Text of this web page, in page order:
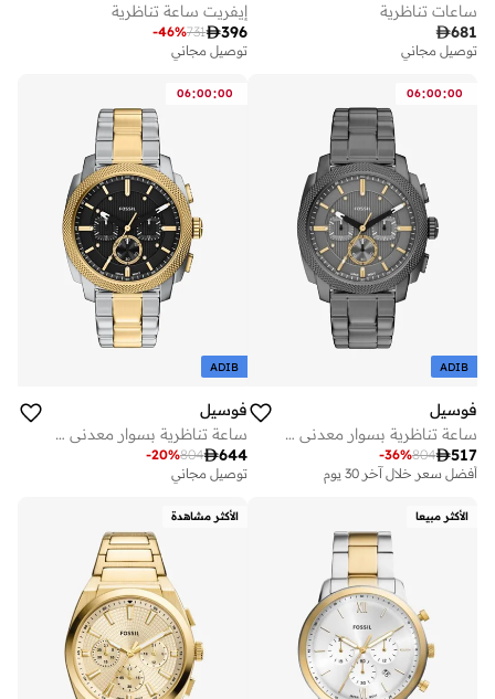
ساعات تناظرية
681
توصيل مجاني
إيفريت ساعة تناظرية
396
731
-46%
توصيل مجاني
06:00:00
ADIB
فوسيل
ساعة تناظرية بسوار معدني من الفولاذ المقاوم للصدأ
517
804
-36%
أفضل سعر خلال آخر 30 يوم
توصيل مجاني
توصيل مجاني
06:00:00
ADIB
فوسيل
ساعة تناظرية بسوار معدني من الفولاذ المقاوم للصدأ
644
804
-20%
توصيل مجاني
الأكثر مبيعا الأكثر مشاهدة